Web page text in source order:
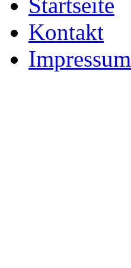
Kontakt
Impressum